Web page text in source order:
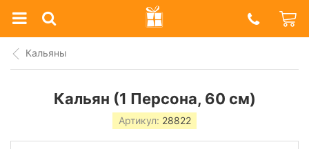
Prazdnik
Shop
Кальяны
Кальян (1 Персона, 60 см)
Артикул: 28822